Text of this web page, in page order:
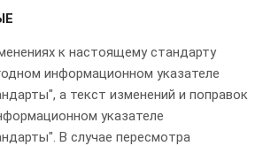
к настоящему стандарту
информационном указателе
а текст изменений и поправок
указателе
В случае пересмотра